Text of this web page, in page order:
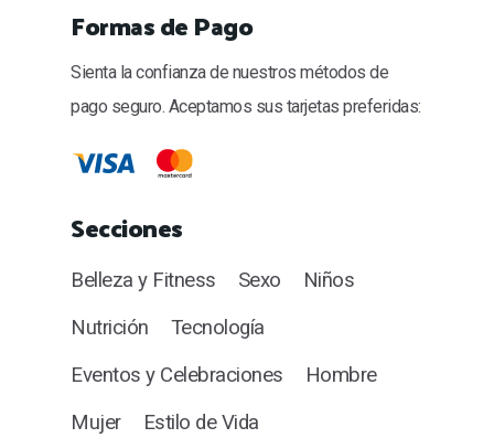
Formas de Pago
Sienta la confianza de nuestros métodos de
pago seguro. Aceptamos sus tarjetas preferidas:
Secciones
Belleza y Fitness Sexo
Niños
Nutrición
Tecnología
Eventos y Celebraciones
Hombre
Mujer
Estilo de Vida